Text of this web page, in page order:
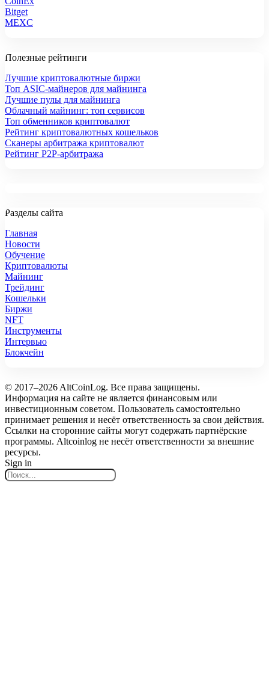
Bitget
MEXC
Полезные рейтинги
Лучшие криптовалютные биржи
Топ ASIC-майнеров для майнинга
Лучшие пулы для майнинга
Облачный майнинг: топ сервисов
Топ обменников криптовалют
Рейтинг криптовалютных кошельков
Сканеры арбитража криптовалют
Рейтинг P2P-арбитража
Разделы сайта
Главная
Новости
Обучение
Криптовалюты
Майнинг
Трейдинг
Кошельки
Биржи
NFT
Инструменты
Интервью
Блокчейн
© 2017–2026 AltCoinLog. Все права защищены.
Информация на сайте не является финансовым или
инвестиционным советом. Пользователь самостоятельно
принимает решения и несёт ответственность за свои действия.
Ссылки на сторонние сайты могут содержать партнёрские
программы. Altcoinlog не несёт ответственности за внешние
ресурсы.
Sign in